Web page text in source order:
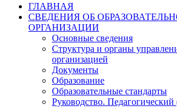
ГЛАВНАЯ
СВЕДЕНИЯ ОБ
ОРГАНИЗАЦИИ
Основные сведения
Структура и органы
организацией
Документы
Образование
Образовательные стандарты
Руководство. Педагогический